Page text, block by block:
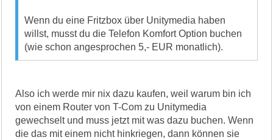
Wenn du eine Fritzbox über Unitymedia haben
willst, musst du die Telefon Komfort Option buchen
(wie schon angesprochen 5,- EUR monatlich).
Also ich werde mir nix dazu kaufen, weil warum bin ich
von einem Router von T-Com zu Unitymedia
gewechselt und muss jetzt mit was dazu buchen. Wenn
die das mit einem nicht hinkriegen, dann können sie